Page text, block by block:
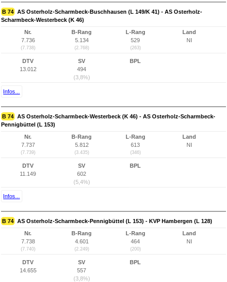
B 74 AS Osterholz-Scharmbeck-Buschhausen (L 149/K 41) - AS Osterholz-
Scharmbeck-Westerbeck (K 46)
Nr.
7.736
(7.738)
B-Rang
5.134
(2.768)
L-Rang
529
(263)
Land
NI
DTV
13.012
SV
494
(3,8%)
BPL
Infos...
B 74 AS Osterholz-Scharmbeck-Westerbeck (K 46) - AS Osterholz-Scharmbeck-
Pennigbüttel (L 153)
Nr.
7.737
(7.739)
B-Rang
5.812
(3.435)
L-Rang
613
(346)
Land
NI
DTV
11.149
SV
602
(5,4%)
BPL
Infos...
B 74 AS Osterholz-Scharmbeck-Pennigbüttel (L 153) - KVP Hambergen (L 128)
Nr.
7.738
(7.740)
B-Rang
4.601
(2.249)
L-Rang
464
(200)
Land
NI
DTV
14.655
SV
557
(3,8%)
BPL